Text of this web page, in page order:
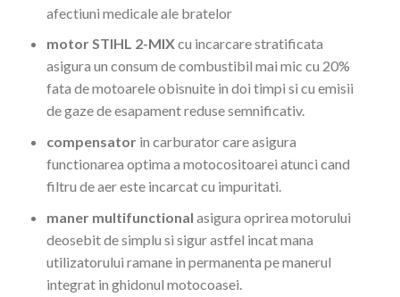
afectiuni medicale ale bratelor
motor STIHL 2-MIXcu incarcare stratificata
asigura un consum de combustibil mai mic cu 20%
fata de motoarele obisnuite in doi timpi si cu emisii
de gaze de esapament reduse semnificativ.
compensatorin carburator care asigura
functionarea optima a motocositoarei atunci cand
filtru de aer este incarcat cu impuritati.
maner multifunctional asigura oprirea motorului
deosebit de simplu si sigur astfel incat mana
utilizatorului ramane in permanenta pe manerul
integrat in ghidonul motocoasei.